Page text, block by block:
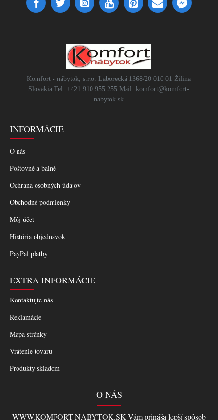
Komfort - nábytok, s.r.o. Laborecká 1368/20 010 01 Žilina
Slovakia Tel: +421 910 955 255 Mail: komfort@komfort-
nabytok.sk
INFORMÁCIE
O nás
Poštovné a balné
Ochrana osobných údajov
Obchodné podmienky
Môj účet
História objednávok
PayPal platby
EXTRA INFORMÁCIE
Kontaktujte nás
Reklamácie
Mapa stránky
Vrátenie tovaru
Produkty skladom
O NÁS
WWW.KOMFORT-NABYTOK.SK Vám prináša lepší spôsob